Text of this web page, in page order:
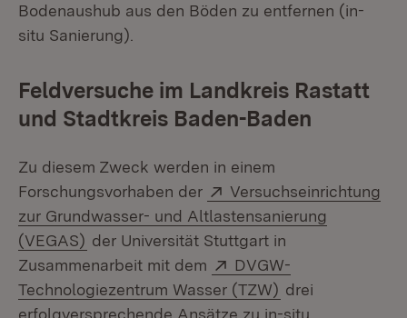
Bodenaushub aus den Böden zu entfernen (in-
situ Sanierung).
Feldversuche im Landkreis Rastatt
und Stadtkreis Baden-Baden
Zu diesem Zweck werden in einem
Forschungsvorhaben der
Extern:
Versuchseinrichtung
zur Grundwasser- und Altlastensanierung
(VEGAS) (Öffnet in neuem Fenster)
der Universität Stuttgart in
Zusammenarbeit mit dem
Extern:
DVGW-
Technologiezentrum Wasser (TZW) (Öffnet in
drei
erfolgversprechende Ansätze zu in-situ